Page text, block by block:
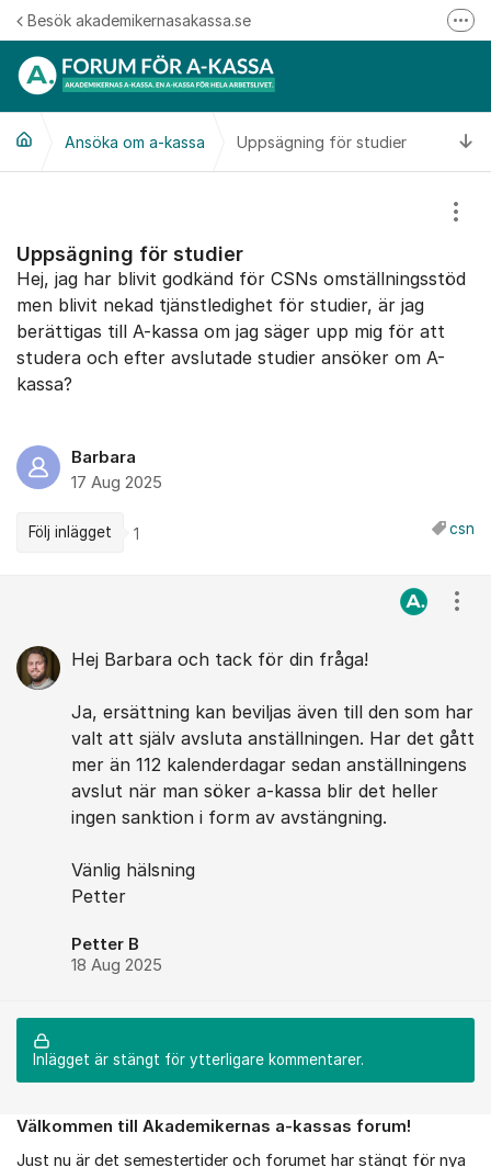
Hoppa till innehåll
Besök akademikernasakassa.se
Följ oss på Linkedin
Ansöka om a-kassa Uppsägning för studier
Uppsägning för studier
Hej, jag har blivit godkänd för CSNs omställningsstöd
men blivit nekad tjänstledighet för studier, är jag
berättigas till A-kassa om jag säger upp mig för att
studera och efter avslutade studier ansöker om A-
kassa?
Barbara
17 Aug 2025
csn
Följ inlägget 1
Hej Barbara och tack för din fråga!
Ja, ersättning kan beviljas även till den som har
valt att själv avsluta anställningen. Har det gått
mer än 112 kalenderdagar sedan anställningens
avslut när man söker a-kassa blir det heller
ingen sanktion i form av avstängning.
Vänlig hälsning
Petter
Petter B
18 Aug 2025
Inlägget är stängt för ytterligare kommentarer.
Om forumet
Välkommen till Akademikernas a-kassas forum!
Just nu är det semestertider och forumet har stängt för nya